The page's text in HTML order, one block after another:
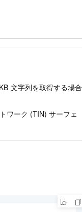
文字列を取得する場合
ワーク (TIN) サーフェ